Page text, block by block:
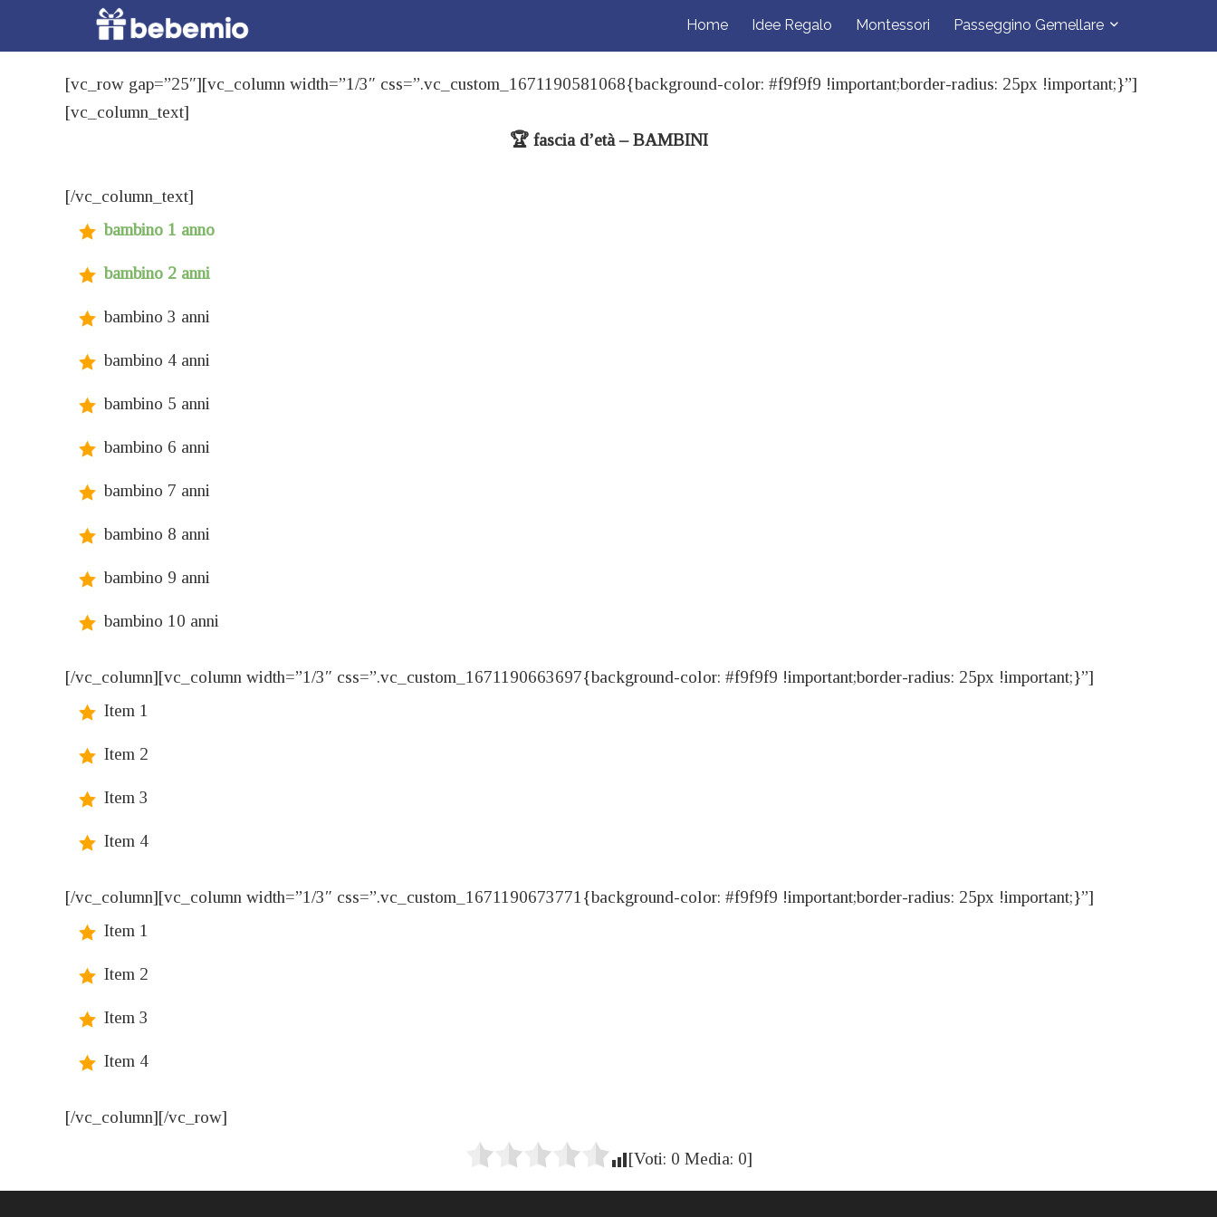
Home Idee Regalo Montessori Passeggino Gemellare
[vc_row gap=”25″][vc_column width=”1/3″ css=”.vc_custom_1671190581068{background-color: #f9f9f9 !important;border-radius: 25px !important;}”]
[vc_column_text]
🏆 fascia d’età – BAMBINI
[/vc_column_text]
bambino 1 anno
bambino 2 anni
bambino 3 anni
bambino 4 anni
bambino 5 anni
bambino 6 anni
bambino 7 anni
bambino 8 anni
bambino 9 anni
bambino 10 anni
[/vc_column][vc_column width=”1/3″ css=”.vc_custom_1671190663697{background-color: #f9f9f9 !important;border-radius: 25px !important;}”]
Item 1
Item 2
Item 3
Item 4
[/vc_column][vc_column width=”1/3″ css=”.vc_custom_1671190673771{background-color: #f9f9f9 !important;border-radius: 25px !important;}”]
Item 1
Item 2
Item 3
Item 4
[/vc_column][/vc_row]
[Voti: 0 Media: 0]